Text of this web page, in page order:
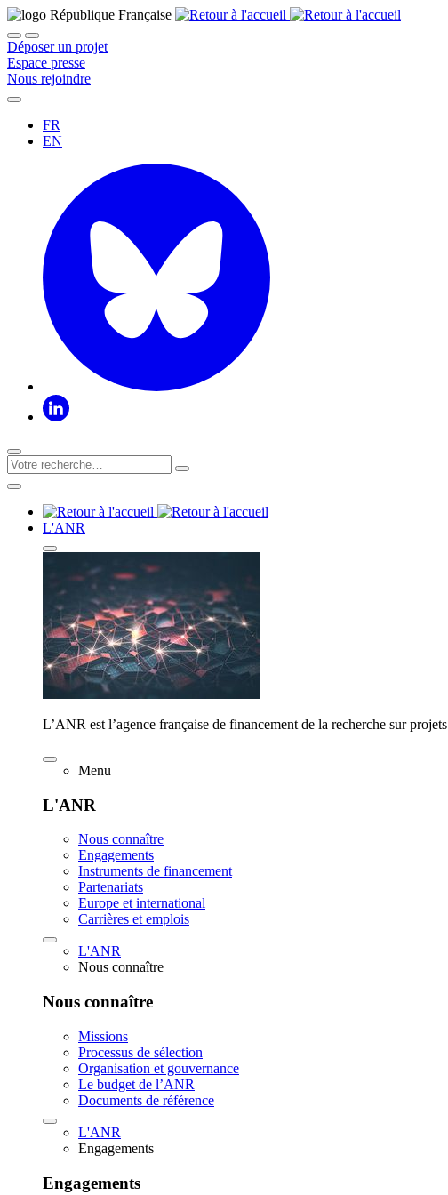
Déposer un projet
Espace presse
Nous rejoindre
FR
EN
L'ANR
L’ANR est l’agence française de financement de la recherche sur projets
Menu
L'ANR
Nous connaître
Engagements
Instruments de financement
Partenariats
Europe et international
Carrières et emplois
L'ANR
Nous connaître
Nous connaître
Missions
Processus de sélection
Organisation et gouvernance
Le budget de l’ANR
Documents de référence
L'ANR
Engagements
Engagements